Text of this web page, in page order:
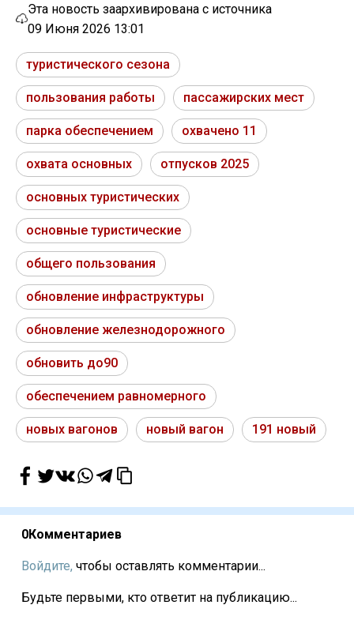
Эта новость заархивирована с источника
09 Июня 2026 13:01
туристического сезона
пользования работы пассажирских мест
парка обеспечением охвачено 11
охвата основных отпусков 2025
основных туристических
основные туристические
общего пользования
обновление инфраструктуры
обновление железнодорожного
обновить до90
обеспечением равномерного
новых вагонов новый вагон 191 новый
0Комментариев
Войдите, чтобы оставлять комментарии...
Будьте первыми, кто ответит на публикацию...